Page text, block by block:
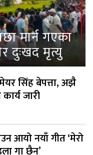
मार्न गएका
दुःखद मृत्यु
सिंह बेपत्ता, अझै
जारी
आयो नयाँ गीत ‘मेरो